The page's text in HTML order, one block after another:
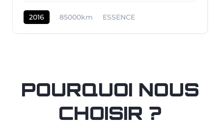
2016 85000km ESSENCE
POURQUOI NOUS
CHOISIR ?